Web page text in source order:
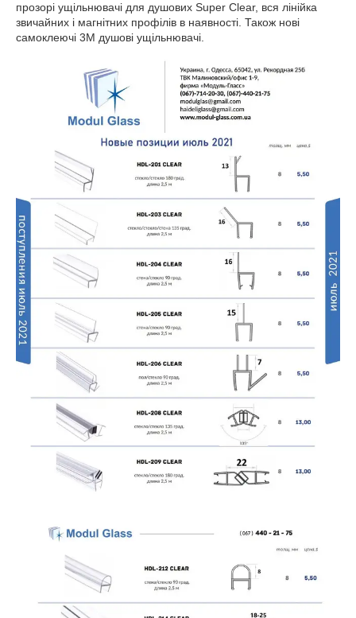
прозорі ущільнювачі для душових Super Clear, вся лінійка
звичайних і магнітних профілів в наявності. Також нові
самоклеючі 3М душові ущільнювачі.